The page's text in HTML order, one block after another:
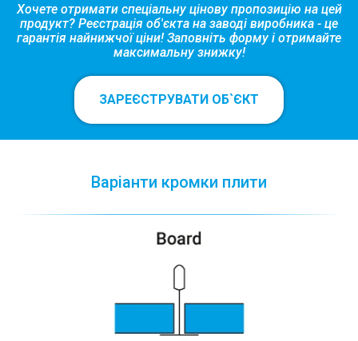
Хочете отримати спеціальну цінову пропозицію на цей
продукт? Реєстрація об'єкта на заводі виробника - це
гарантія найнижчої ціни! Заповніть форму і отримайте
максимальну знижку!
ЗАРЕЄСТРУВАТИ ОБ`ЄКТ
Варіанти кромки плити